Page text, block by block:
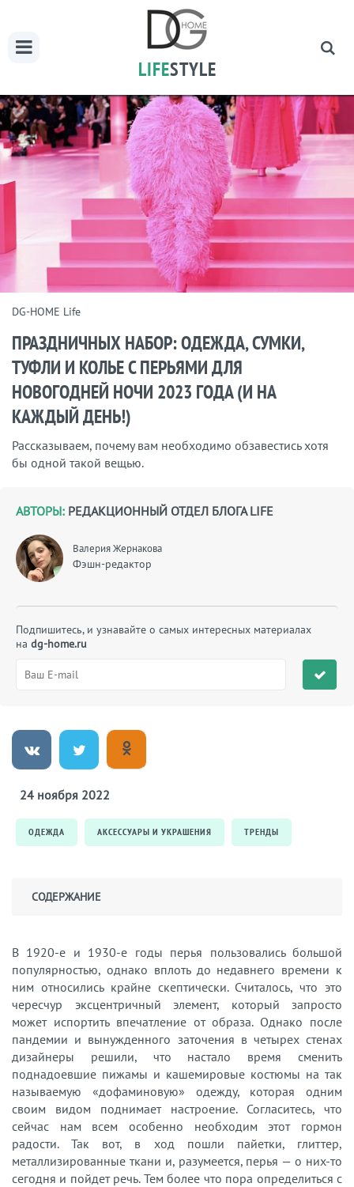
LIFESTYLE
DG-HOME Life
ПРАЗДНИЧНЫХ НАБОР: ОДЕЖДА, СУМКИ,
ТУФЛИ И КОЛЬЕ С ПЕРЬЯМИ ДЛЯ
НОВОГОДНЕЙ НОЧИ 2023 ГОДА (И НА
КАЖДЫЙ ДЕНЬ!)
Рассказываем, почему вам необходимо обзавестись хотя
бы одной такой вещью.
АВТОРЫ: РЕДАКЦИОННЫЙ ОТДЕЛ БЛОГА LIFE
Валерия Жернакова
Фэшн-редактор
Подпишитесь, и узнавайте о самых интересных материалах
на dg-home.ru
24 ноября 2022
ОДЕЖДА АКСЕССУАРЫ И УКРАШЕНИЯ ТРЕНДЫ
СОДЕРЖАНИЕ
В 1920-е и 1930-е годы перья пользовались большой
популярностью, однако вплоть до недавнего времени к
ним относились крайне скептически. Считалось, что это
чересчур эксцентричный элемент, который запросто
может испортить впечатление от образа. Однако после
пандемии и вынужденного заточения в четырех стенах
дизайнеры решили, что настало время сменить
поднадоевшие пижамы и кашемировые костюмы на так
называемую «дофаминовую» одежду, которая одним
своим видом поднимает настроение. Согласитесь, что
сейчас нам всем особенно необходим этот гормон
радости. Так вот, в ход пошли пайетки, глиттер,
металлизированные ткани и, разумеется, перья — о них-то
сегодня и пойдет речь. Тем более что пора определиться с